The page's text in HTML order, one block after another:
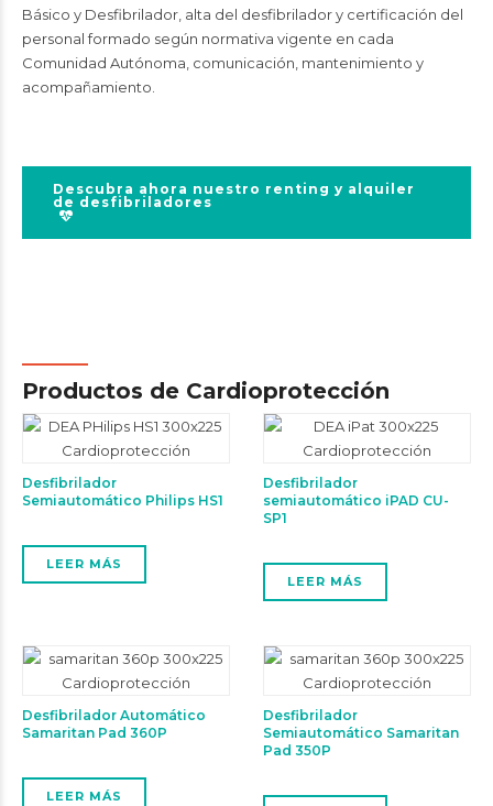
Básico y Desfibrilador, alta del desfibrilador y certificación del
personal formado según normativa vigente en cada
Comunidad Autónoma, comunicación, mantenimiento y
acompañamiento.
Descubra ahora nuestro renting y alquiler
de desfibriladores
Productos de Cardioprotección
Desfibrilador
Semiautomático Philips HS1
LEER MÁS
Desfibrilador
semiautomático iPAD CU-
SP1
LEER MÁS
Desfibrilador Automático
Samaritan Pad 360P
LEER MÁS
Desfibrilador
Semiautomático Samaritan
Pad 350P